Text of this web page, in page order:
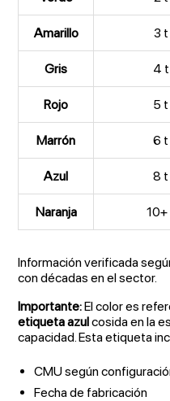
Amarillo 3 t
Gris 4 t
Rojo 5 t
Marrón 6 t
Azul 8 t
Naranja 10+
Información verificada
con décadas en el sector.
Importante:El color es
etiqueta azulcosida en la
capacidad. Esta etiqueta
CMU según
Fecha de fabricación